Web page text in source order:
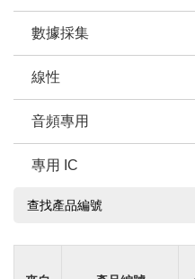
數據採集
線性
音頻專用
專用 IC